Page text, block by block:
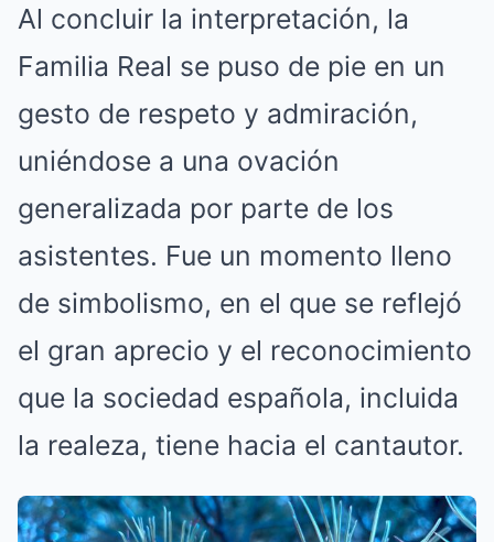
Al concluir la interpretación, la
Familia Real se puso de pie en un
gesto de respeto y admiración,
uniéndose a una ovación
generalizada por parte de los
asistentes. Fue un momento lleno
de simbolismo, en el que se reflejó
el gran aprecio y el reconocimiento
que la sociedad española, incluida
la realeza, tiene hacia el cantautor.